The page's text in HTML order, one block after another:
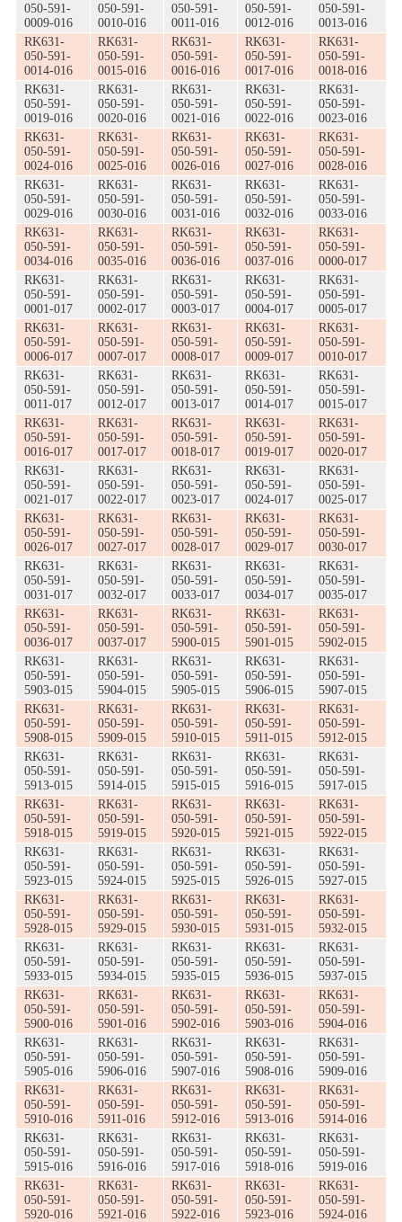
050-591-
0009-016
050-591-
0010-016
050-591-
0011-016
050-591-
0012-016
050-591-
0013-016
RK631-
050-591-
0014-016
RK631-
050-591-
0015-016
RK631-
050-591-
0016-016
RK631-
050-591-
0017-016
RK631-
050-591-
0018-016
RK631-
050-591-
0019-016
RK631-
050-591-
0020-016
RK631-
050-591-
0021-016
RK631-
050-591-
0022-016
RK631-
050-591-
0023-016
RK631-
050-591-
0024-016
RK631-
050-591-
0025-016
RK631-
050-591-
0026-016
RK631-
050-591-
0027-016
RK631-
050-591-
0028-016
RK631-
050-591-
0029-016
RK631-
050-591-
0030-016
RK631-
050-591-
0031-016
RK631-
050-591-
0032-016
RK631-
050-591-
0033-016
RK631-
050-591-
0034-016
RK631-
050-591-
0035-016
RK631-
050-591-
0036-016
RK631-
050-591-
0037-016
RK631-
050-591-
0000-017
RK631-
050-591-
0001-017
RK631-
050-591-
0002-017
RK631-
050-591-
0003-017
RK631-
050-591-
0004-017
RK631-
050-591-
0005-017
RK631-
050-591-
0006-017
RK631-
050-591-
0007-017
RK631-
050-591-
0008-017
RK631-
050-591-
0009-017
RK631-
050-591-
0010-017
RK631-
050-591-
0011-017
RK631-
050-591-
0012-017
RK631-
050-591-
0013-017
RK631-
050-591-
0014-017
RK631-
050-591-
0015-017
RK631-
050-591-
0016-017
RK631-
050-591-
0017-017
RK631-
050-591-
0018-017
RK631-
050-591-
0019-017
RK631-
050-591-
0020-017
RK631-
050-591-
0021-017
RK631-
050-591-
0022-017
RK631-
050-591-
0023-017
RK631-
050-591-
0024-017
RK631-
050-591-
0025-017
RK631-
050-591-
0026-017
RK631-
050-591-
0027-017
RK631-
050-591-
0028-017
RK631-
050-591-
0029-017
RK631-
050-591-
0030-017
RK631-
050-591-
0031-017
RK631-
050-591-
0032-017
RK631-
050-591-
0033-017
RK631-
050-591-
0034-017
RK631-
050-591-
0035-017
RK631-
050-591-
0036-017
RK631-
050-591-
0037-017
RK631-
050-591-
5900-015
RK631-
050-591-
5901-015
RK631-
050-591-
5902-015
RK631-
050-591-
5903-015
RK631-
050-591-
5904-015
RK631-
050-591-
5905-015
RK631-
050-591-
5906-015
RK631-
050-591-
5907-015
RK631-
050-591-
5908-015
RK631-
050-591-
5909-015
RK631-
050-591-
5910-015
RK631-
050-591-
5911-015
RK631-
050-591-
5912-015
RK631-
050-591-
5913-015
RK631-
050-591-
5914-015
RK631-
050-591-
5915-015
RK631-
050-591-
5916-015
RK631-
050-591-
5917-015
RK631-
050-591-
5918-015
RK631-
050-591-
5919-015
RK631-
050-591-
5920-015
RK631-
050-591-
5921-015
RK631-
050-591-
5922-015
RK631-
050-591-
5923-015
RK631-
050-591-
5924-015
RK631-
050-591-
5925-015
RK631-
050-591-
5926-015
RK631-
050-591-
5927-015
RK631-
050-591-
5928-015
RK631-
050-591-
5929-015
RK631-
050-591-
5930-015
RK631-
050-591-
5931-015
RK631-
050-591-
5932-015
RK631-
050-591-
5933-015
RK631-
050-591-
5934-015
RK631-
050-591-
5935-015
RK631-
050-591-
5936-015
RK631-
050-591-
5937-015
RK631-
050-591-
5900-016
RK631-
050-591-
5901-016
RK631-
050-591-
5902-016
RK631-
050-591-
5903-016
RK631-
050-591-
5904-016
RK631-
050-591-
5905-016
RK631-
050-591-
5906-016
RK631-
050-591-
5907-016
RK631-
050-591-
5908-016
RK631-
050-591-
5909-016
RK631-
050-591-
5910-016
RK631-
050-591-
5911-016
RK631-
050-591-
5912-016
RK631-
050-591-
5913-016
RK631-
050-591-
5914-016
RK631-
050-591-
5915-016
RK631-
050-591-
5916-016
RK631-
050-591-
5917-016
RK631-
050-591-
5918-016
RK631-
050-591-
5919-016
RK631-
050-591-
5920-016
RK631-
050-591-
5921-016
RK631-
050-591-
5922-016
RK631-
050-591-
5923-016
RK631-
050-591-
5924-016